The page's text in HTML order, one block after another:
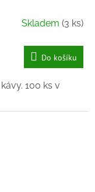
Skladem (3 ks)
Do košíku
100 ks v